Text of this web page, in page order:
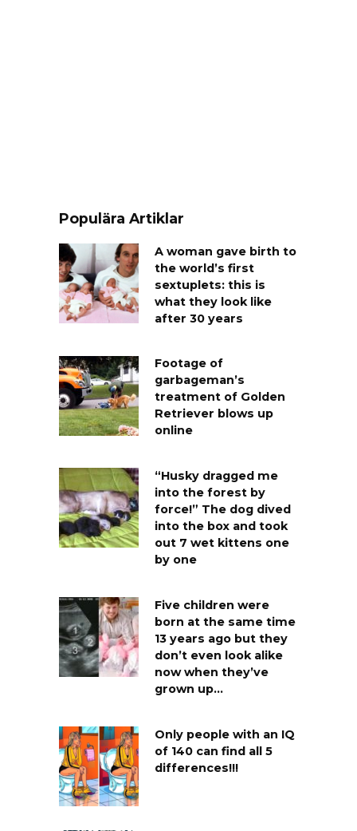
Populära Artiklar
A woman gave birth to
the world’s first
sextuplets: this is
what they look like
after 30 years
Footage of
garbageman’s
treatment of Golden
Retriever blows up
online
“Husky dragged me
into the forest by
force!” The dog dived
into the box and took
out 7 wet kittens one
by one
Five children were
born at the same time
13 years ago but they
don’t even look alike
now when they’ve
grown up…
Only people with an IQ
of 140 can find all 5
differences!!!